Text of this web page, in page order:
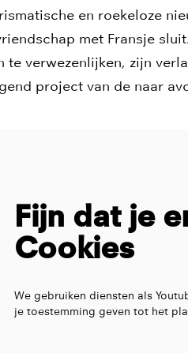
en roekeloze
met Fransje
te verwezenlijken, zijn
project van de naar
Fijn dat je
Cookies
We gebruiken diensten als
je toestemming geven tot het